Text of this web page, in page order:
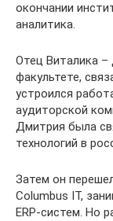
окончании
аналитика.
Отец Виталика –
факультете,
устроился
аудиторской
Дмитрия была
технологий в
Затем он
Columbus IT,
ERP-систем. Но